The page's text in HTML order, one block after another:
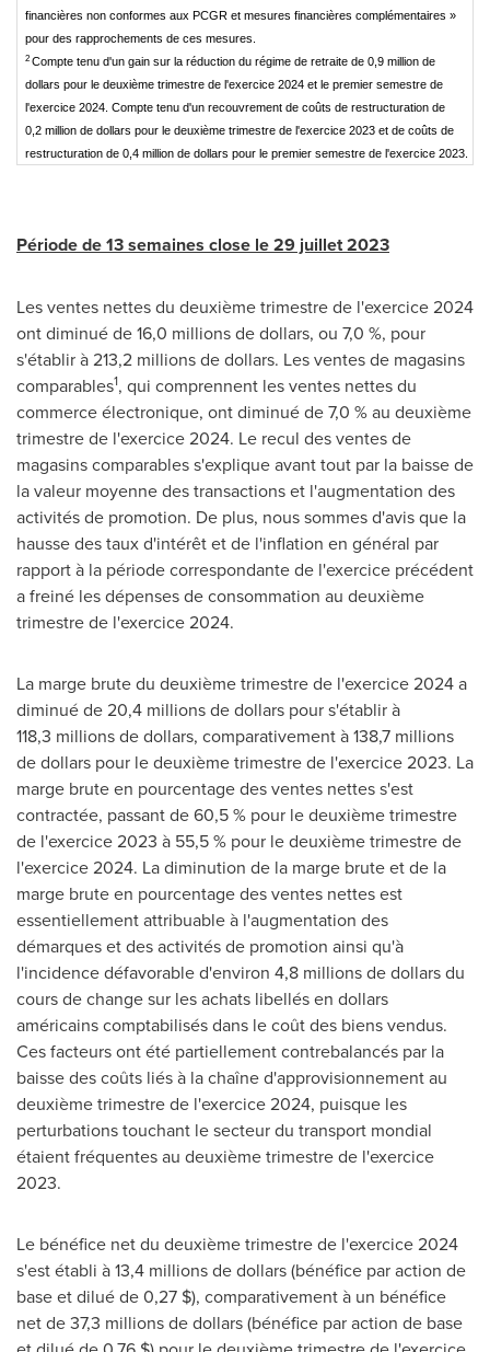
financières non conformes aux PCGR et mesures financières complémentaires »
pour des rapprochements de ces mesures.
2 Compte tenu d'un gain sur la réduction du régime de retraite de 0,9 million de
dollars pour le deuxième trimestre de l'exercice 2024 et le premier semestre de
l'exercice 2024. Compte tenu d'un recouvrement de coûts de restructuration de
0,2 million de dollars pour le deuxième trimestre de l'exercice 2023 et de coûts de
restructuration de 0,4 million de dollars pour le premier semestre de l'exercice 2023.
Période de 13 semaines close le 29 juillet 2023
Les ventes nettes du deuxième trimestre de l'exercice 2024
ont diminué de 16,0 millions de dollars, ou 7,0 %, pour
s'établir à 213,2 millions de dollars. Les ventes de magasins
comparables1, qui comprennent les ventes nettes du
commerce électronique, ont diminué de 7,0 % au deuxième
trimestre de l'exercice 2024. Le recul des ventes de
magasins comparables s'explique avant tout par la baisse de
la valeur moyenne des transactions et l'augmentation des
activités de promotion. De plus, nous sommes d'avis que la
hausse des taux d'intérêt et de l'inflation en général par
rapport à la période correspondante de l'exercice précédent
a freiné les dépenses de consommation au deuxième
trimestre de l'exercice 2024.
La marge brute du deuxième trimestre de l'exercice 2024 a
diminué de 20,4 millions de dollars pour s'établir à
118,3 millions de dollars, comparativement à 138,7 millions
de dollars pour le deuxième trimestre de l'exercice 2023. La
marge brute en pourcentage des ventes nettes s'est
contractée, passant de 60,5 % pour le deuxième trimestre
de l'exercice 2023 à 55,5 % pour le deuxième trimestre de
l'exercice 2024. La diminution de la marge brute et de la
marge brute en pourcentage des ventes nettes est
essentiellement attribuable à l'augmentation des
démarques et des activités de promotion ainsi qu'à
l'incidence défavorable d'environ 4,8 millions de dollars du
cours de change sur les achats libellés en dollars
américains comptabilisés dans le coût des biens vendus.
Ces facteurs ont été partiellement contrebalancés par la
baisse des coûts liés à la chaîne d'approvisionnement au
deuxième trimestre de l'exercice 2024, puisque les
perturbations touchant le secteur du transport mondial
étaient fréquentes au deuxième trimestre de l'exercice
2023.
Le bénéfice net du deuxième trimestre de l'exercice 2024
s'est établi à 13,4 millions de dollars (bénéfice par action de
base et dilué de 0,27 $), comparativement à un bénéfice
net de 37,3 millions de dollars (bénéfice par action de base